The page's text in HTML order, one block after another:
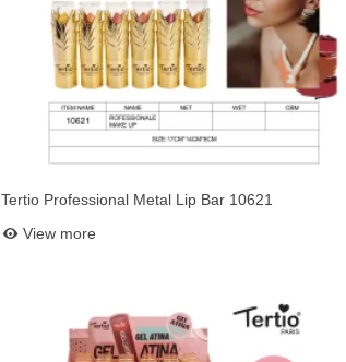
Add to basket
Tertio Professional Metal Lip Bar 10621
View more